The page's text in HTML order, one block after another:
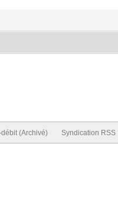
(Archivé) Syndication RSS